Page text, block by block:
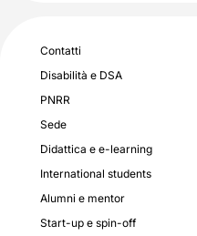
Contatti
Disabilità e DSA
PNRR
Sede
Didattica e e-learning
International students
Alumni e mentor
Start-up e spin-off